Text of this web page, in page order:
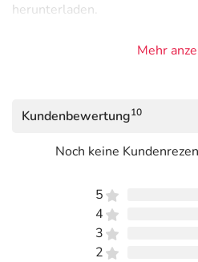
herunterladen.
Mehr
Kundenbewertung10
Noch keine
5
4
3
2